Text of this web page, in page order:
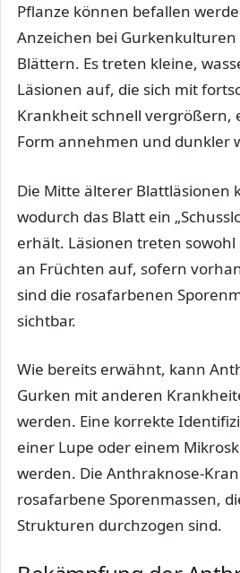
Pflanze können befallen
Anzeichen bei Gurkenkulturen
Blättern. Es treten kleine,
Läsionen auf, die sich mit
Krankheit schnell vergrößern,
Form annehmen und dunkler
Die Mitte älterer Blattläsionen
wodurch das Blatt ein
erhält. Läsionen treten sowohl
an Früchten auf, sofern
sind die rosafarbenen
sichtbar.
Wie bereits erwähnt, kann
Gurken mit anderen
werden. Eine korrekte
einer Lupe oder einem
werden. Die Anthraknose-
rosafarbene Sporenmassen,
Strukturen durchzogen sind.